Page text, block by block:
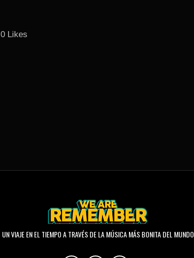
0 Likes
UN VIAJE EN EL TIEMPO A TRAVÉS DE LA MÚSICA MÁS BONITA DEL MUNDO